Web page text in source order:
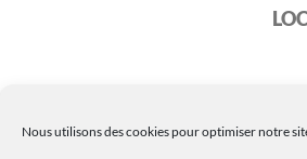
Nous utilisons des cookies pour optimiser notre